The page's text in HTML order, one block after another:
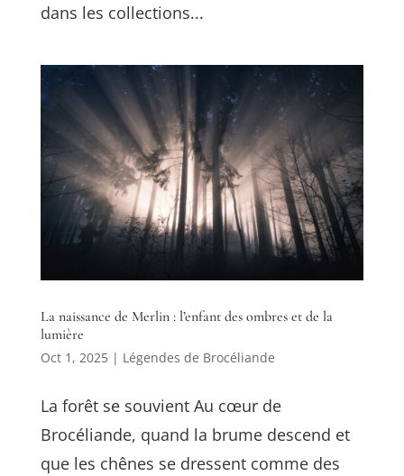
dans les collections...
La naissance de Merlin : l’enfant des ombres et de la
lumière
Oct 1, 2025| Légendes de Brocéliande
La forêt se souvient Au cœur de
Brocéliande, quand la brume descend et
que les chênes se dressent comme des